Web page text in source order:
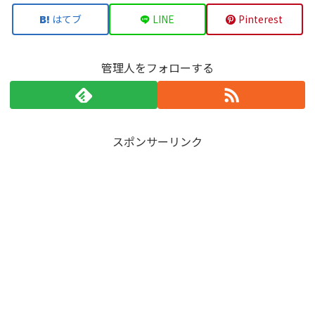
はてブ LINE Pinterest
管理人をフォローする
スポンサーリンク